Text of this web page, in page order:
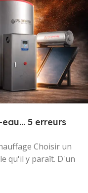
5 erreurs
Choisir un
qu'il y paraît. D'un